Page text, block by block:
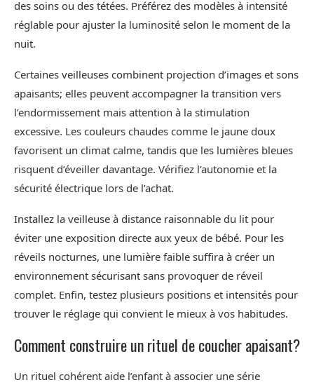
des soins ou des tétées. Préférez des modèles à intensité
réglable pour ajuster la luminosité selon le moment de la
nuit.
Certaines veilleuses combinent projection d’images et sons
apaisants; elles peuvent accompagner la transition vers
l’endormissement mais attention à la stimulation
excessive. Les couleurs chaudes comme le jaune doux
favorisent un climat calme, tandis que les lumières bleues
risquent d’éveiller davantage. Vérifiez l’autonomie et la
sécurité électrique lors de l’achat.
Installez la veilleuse à distance raisonnable du lit pour
éviter une exposition directe aux yeux de bébé. Pour les
réveils nocturnes, une lumière faible suffira à créer un
environnement sécurisant sans provoquer de réveil
complet. Enfin, testez plusieurs positions et intensités pour
trouver le réglage qui convient le mieux à vos habitudes.
Comment construire un rituel de coucher apaisant?
Un rituel cohérent aide l’enfant à associer une série